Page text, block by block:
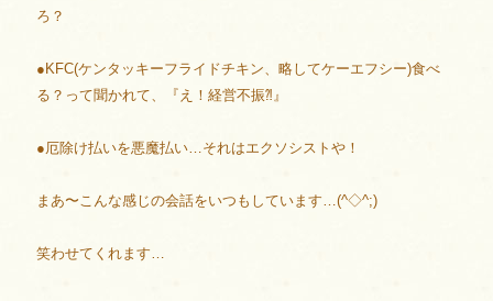
ろ？
●KFC(ケンタッキーフライドチキン、略してケーエフシー)食べ
る？って聞かれて、『え！経営不振⁈』
●厄除け払いを悪魔払い…それはエクソシストや！
まあ〜こんな感じの会話をいつもしています…(^◇^;)
笑わせてくれます…